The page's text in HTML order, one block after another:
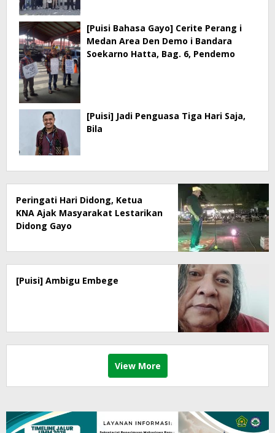
[Puisi Bahasa Gayo] Cerite Perang i
Medan Area Den Demo i Bandara
Soekarno Hatta, Bag. 6, Pendemo
[Puisi] Jadi Penguasa Tiga Hari Saja,
Bila
Peringati Hari Didong, Ketua
KNA Ajak Masyarakat Lestarikan
Didong Gayo
[Puisi] Ambigu Embege
View More